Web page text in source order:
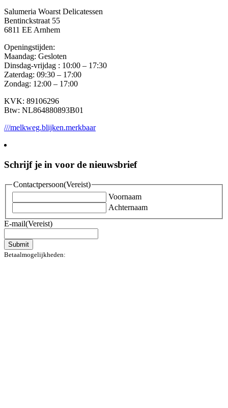
Salumeria Woarst Delicatessen
Bentinckstraat 55
6811 EE Arnhem
Openingstijden:
Maandag: Gesloten
Dinsdag-vrijdag : 10:00 – 17:30
Zaterdag: 09:30 – 17:00
Zondag: 12:00 – 17:00
KVK: 89106296
Btw: NL864880893B01
///melkweg.blijken.merkbaar
Schrijf je in voor de nieuwsbrief
Contactpersoon(Vereist)
Voornaam
Achternaam
E-mail(Vereist)
Submit
Betaalmogelijkheden: